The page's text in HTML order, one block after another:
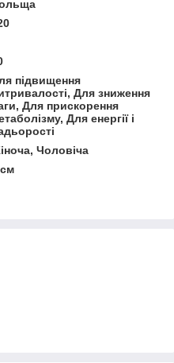
підвищення
Для зниження
Для прискорення
Для енергії і
Чоловіча